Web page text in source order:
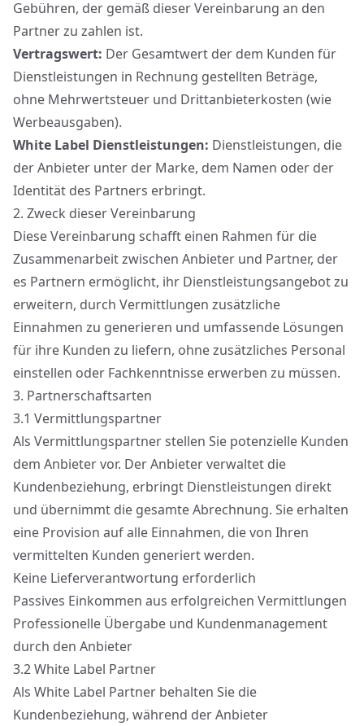
Gebühren, der gemäß dieser Vereinbarung an den
Partner zu zahlen ist.
Vertragswert: Der Gesamtwert der dem Kunden für
Dienstleistungen in Rechnung gestellten Beträge,
ohne Mehrwertsteuer und Drittanbieterkosten (wie
Werbeausgaben).
White Label Dienstleistungen: Dienstleistungen, die
der Anbieter unter der Marke, dem Namen oder der
Identität des Partners erbringt.
2. Zweck dieser Vereinbarung
Diese Vereinbarung schafft einen Rahmen für die
Zusammenarbeit zwischen Anbieter und Partner, der
es Partnern ermöglicht, ihr Dienstleistungsangebot zu
erweitern, durch Vermittlungen zusätzliche
Einnahmen zu generieren und umfassende Lösungen
für ihre Kunden zu liefern, ohne zusätzliches Personal
einstellen oder Fachkenntnisse erwerben zu müssen.
3. Partnerschaftsarten
3.1 Vermittlungspartner
Als Vermittlungspartner stellen Sie potenzielle Kunden
dem Anbieter vor. Der Anbieter verwaltet die
Kundenbeziehung, erbringt Dienstleistungen direkt
und übernimmt die gesamte Abrechnung. Sie erhalten
eine Provision auf alle Einnahmen, die von Ihren
vermittelten Kunden generiert werden.
Keine Lieferverantwortung erforderlich
Passives Einkommen aus erfolgreichen Vermittlungen
Professionelle Übergabe und Kundenmanagement
durch den Anbieter
3.2White Label Partner
Als White Label Partner behalten Sie die
Kundenbeziehung, während der Anbieter